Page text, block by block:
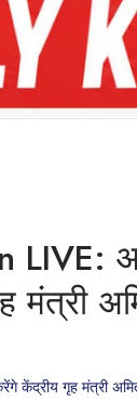
LIVE:
मंत्री
केंद्रीय गृह मंत्री